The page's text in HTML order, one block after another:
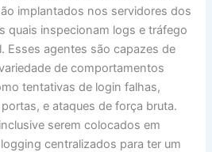
implantados nos servidores dos
quais inspecionam logs e tráfego
Esses agentes são capazes de
de comportamentos
tentativas de login falhas,
e ataques de força bruta.
serem colocados em
centralizados para ter um